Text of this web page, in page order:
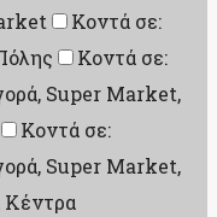
Κοντά σε:
Κοντά σε:
Super Market,
Κοντά σε:
Super Market,
Κέντρα